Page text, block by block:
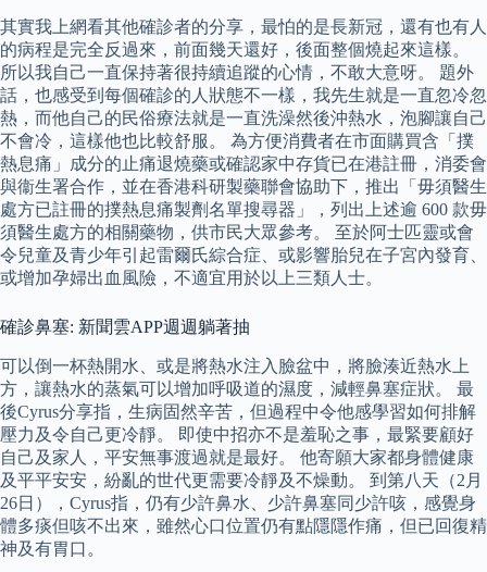
其實我上網看其他確診者的分享，最怕的是長新冠，還有也有人
的病程是完全反過來，前面幾天還好，後面整個燒起來這樣。
所以我自己一直保持著很持續追蹤的心情，不敢大意呀。 題外
話，也感受到每個確診的人狀態不一樣，我先生就是一直忽冷忽
熱，而他自己的民俗療法就是一直洗澡然後沖熱水，泡腳讓自己
不會冷，這樣他也比較舒服。 為方便消費者在市面購買含「撲
熱息痛」成分的止痛退燒藥或確認家中存貨已在港註冊，消委會
與衞生署合作，並在香港科研製藥聯會協助下，推出「毋須醫生
處方已註冊的撲熱息痛製劑名單搜尋器」，列出上述逾 600 款毋
須醫生處方的相關藥物，供市民大眾參考。 至於阿士匹靈或會
令兒童及青少年引起雷爾氏綜合症、或影響胎兒在子宮內發育、
或增加孕婦出血風險，不適宜用於以上三類人士。
確診鼻塞: 新聞雲APP週週躺著抽
可以倒一杯熱開水、或是將熱水注入臉盆中，將臉湊近熱水上
方，讓熱水的蒸氣可以增加呼吸道的濕度，減輕鼻塞症狀。 最
後Cyrus分享指，生病固然辛苦，但過程中令他感學習如何排解
壓力及令自己更冷靜。 即使中招亦不是羞恥之事，最緊要顧好
自己及家人，平安無事渡過就是最好。 他寄願大家都身體健康
及平平安安，紛亂的世代更需要冷靜及不燥動。 到第八天（2月
26日），Cyrus指，仍有少許鼻水、少許鼻塞同少許咳，感覺身
體多痰但咳不出來，雖然心口位置仍有點隱隱作痛，但已回復精
神及有胃口。